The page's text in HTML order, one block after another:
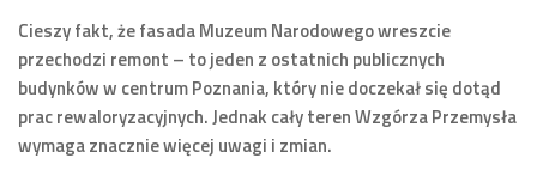
Rada
Radni
Zarząd
Prezydium
Cieszy fakt, że fasada Muzeum Narodowego wreszcie
przechodzi remont – to jeden z ostatnich publicznych
budynków w centrum Poznania, który nie doczekał się dotąd
prac rewaloryzacyjnych. Jednak cały teren Wzgórza Przemysła
wymaga znacznie więcej uwagi i zmian.